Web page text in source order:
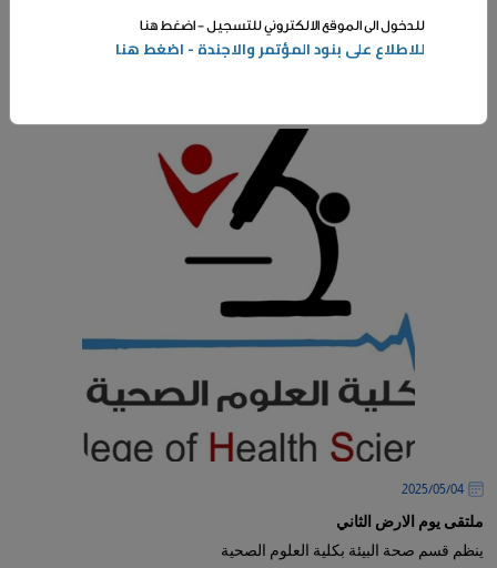
مبنى عمادة خدمة المجتمع والتعليم المستمر - رقم 12 - العديلية
04‏/05‏/2025
ملتقى يوم الارض الثاني
ينظم قسم صحة البيئة بكلية العلوم الصحية
للدخول الى الموقع الالكتروني للتسجيل - اضغط هنا
للاطلاع على بنود المؤتمر والاجندة - اضغط هنا